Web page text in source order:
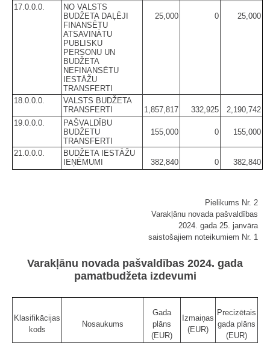
17.0.0.0.
NO VALSTS
BUDŽETA DAĻĒJI
FINANSĒTU
ATSAVINĀTU
PUBLISKU
PERSONU UN
BUDŽETA
NEFINANSĒTU
IESTĀŽU
TRANSFERTI
25,000 0 25,000
18.0.0.0.
VALSTS BUDŽETA
TRANSFERTI
1,857,817 332,925
2,190,742
19.0.0.0.
PAŠVALDĪBU
BUDŽETU
TRANSFERTI
155,000 0 155,000
21.0.0.0.
BUDŽETA IESTĀŽU
IEŅĒMUMI
382,840 0 382,840
Pielikums Nr. 2
Varakļānu novada pašvaldības
2024. gada 25. janvāra
saistošajiem noteikumiem Nr. 1
Varakļānu novada pašvaldības 2024. gada
pamatbudžeta izdevumi
Klasifikācijas
kods
Nosaukums
Gada
plāns
(EUR)
Izmaiņas
(EUR)
Precizētais
gada plāns
(EUR)